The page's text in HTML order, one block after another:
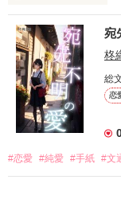
灰色の虹職人～会
作る仕事でした～
｡・ﾟ・。｡・ﾟ・。｡
「芸術家気取りはや
「世界が灰色にな
「虹を見たら、灰
宛
柊
総
恋
#恋愛 #純愛 #手紙 #文